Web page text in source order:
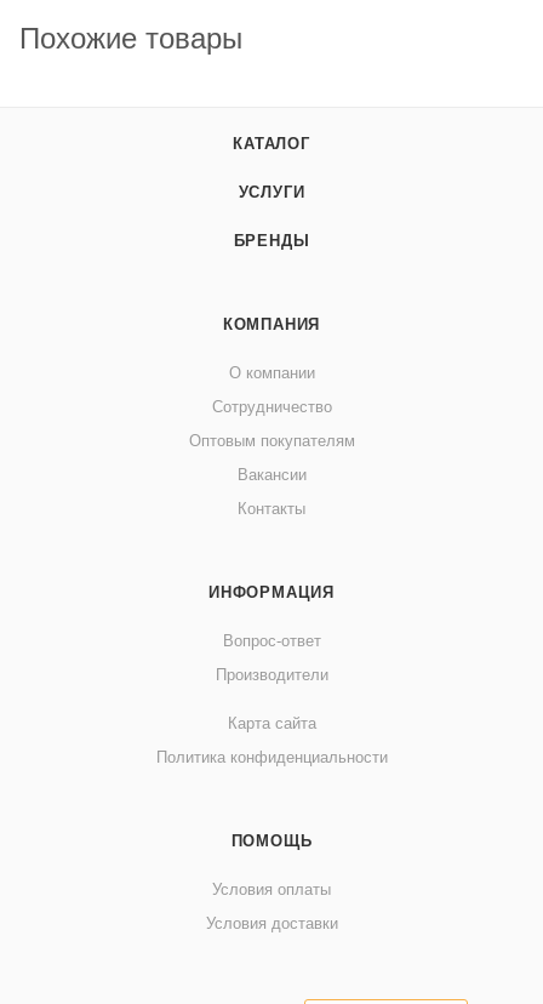
Похожие товары
КАТАЛОГ
УСЛУГИ
БРЕНДЫ
КОМПАНИЯ
О компании
Сотрудничество
Оптовым покупателям
Вакансии
Контакты
ИНФОРМАЦИЯ
Вопрос-ответ
Производители
Карта сайта
Политика конфиденциальности
ПОМОЩЬ
Условия оплаты
Условия доставки